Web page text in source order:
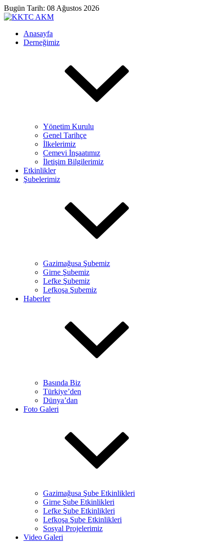
Bugün Tarih: 08 Ağustos 2026
Anasayfa
Derneğimiz
Yönetim Kurulu
Genel Tarihçe
İlkelerimiz
Cemevi İnşaatımız
İletişim Bilgilerimiz
Etkinlikler
Şubelerimiz
Gazimağusa Şubemiz
Girne Şubemiz
Lefke Şubemiz
Lefkoşa Şubemiz
Haberler
Basında Biz
Türkiye’den
Dünya’dan
Foto Galeri
Gazimağusa Şube Etkinlikleri
Girne Şube Etkinlikleri
Lefke Şube Etkinlikleri
Lefkoşa Şube Etkinlikleri
Sosyal Projelerimiz
Video Galeri